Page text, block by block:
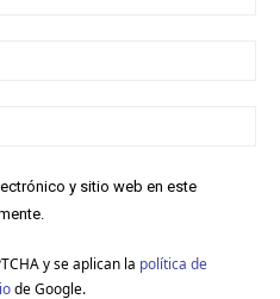
y sitio web en este
y se aplican la política de
de Google.